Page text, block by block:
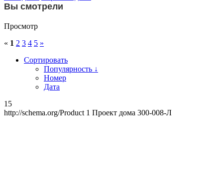
Вы смотрели
Просмотр
« 1 2 3 4 5 »
Сортировать
Популярность ↓
Номер
Дата
15
http://schema.org/Product 1 Проект дома 300-008-Л